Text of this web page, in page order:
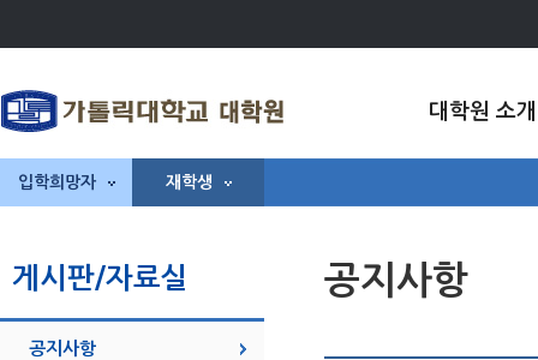
대학원 소개
입학희망자 재학생
게시판/자료실
공지사항
공지사항